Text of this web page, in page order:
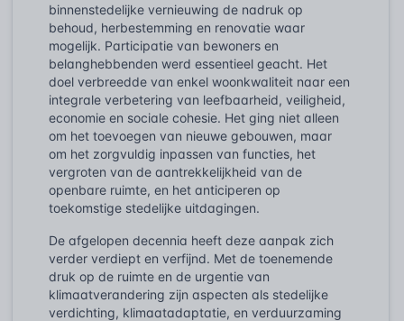
binnenstedelijke vernieuwing de nadruk op
behoud, herbestemming en renovatie waar
mogelijk. Participatie van bewoners en
belanghebbenden werd essentieel geacht. Het
doel verbreedde van enkel woonkwaliteit naar een
integrale verbetering van leefbaarheid, veiligheid,
economie en sociale cohesie. Het ging niet alleen
om het toevoegen van nieuwe gebouwen, maar
om het zorgvuldig inpassen van functies, het
vergroten van de aantrekkelijkheid van de
openbare ruimte, en het anticiperen op
toekomstige stedelijke uitdagingen.
De afgelopen decennia heeft deze aanpak zich
verder verdiept en verfijnd. Met de toenemende
druk op de ruimte en de urgentie van
klimaatverandering zijn aspecten als stedelijke
verdichting, klimaatadaptatie, en verduurzaming